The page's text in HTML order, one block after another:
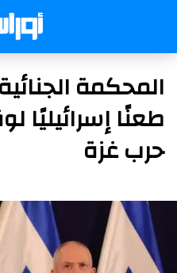
المحكمة
طعنًا
حرب غزة